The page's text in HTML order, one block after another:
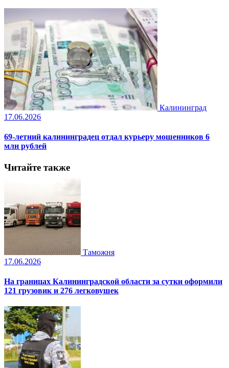
Калининград
17.06.2026
69-летний калининградец отдал курьеру мошенников 6
млн рублей
Читайте также
Таможня
17.06.2026
На границах Калининградской области за сутки оформили
121 грузовик и 276 легковушек